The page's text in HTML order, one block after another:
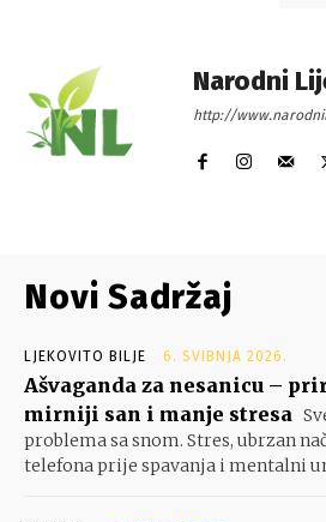
Narodni
http://
Novi Sadržaj
LJEKOVITO BILJE 6. SVIBNJA 2026.
Ašvaganda za nesanicu –
mirniji san i manje stresa
problema sa snom. Stres, ubrzan
telefona prije spavanja i mentalni